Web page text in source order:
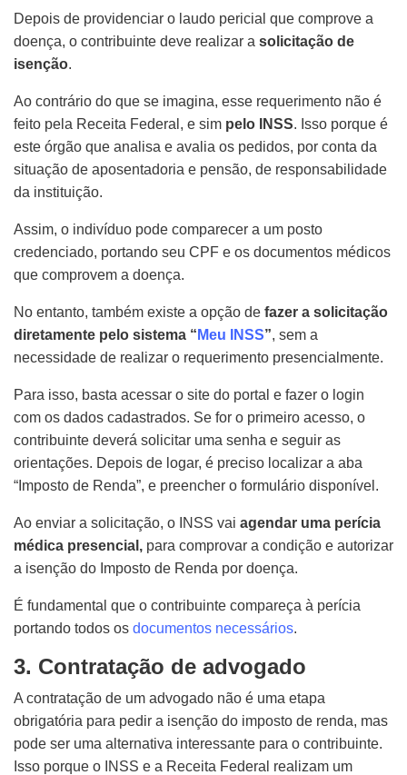
Depois de providenciar o laudo pericial que comprove a
doença, o contribuinte deve realizar a solicitação de
isenção.
Ao contrário do que se imagina, esse requerimento não é
feito pela Receita Federal, e sim pelo INSS. Isso porque é
este órgão que analisa e avalia os pedidos, por conta da
situação de aposentadoria e pensão, de responsabilidade
da instituição.
Assim, o indivíduo pode comparecer a um posto
credenciado, portando seu CPF e os documentos médicos
que comprovem a doença.
No entanto, também existe a opção de fazer a solicitação
diretamente pelo sistema “ Meu INSS”, sem a
necessidade de realizar o requerimento presencialmente.
Para isso, basta acessar o site do portal e fazer o login
com os dados cadastrados. Se for o primeiro acesso, o
contribuinte deverá solicitar uma senha e seguir as
orientações. Depois de logar, é preciso localizar a aba
“Imposto de Renda”, e preencher o formulário disponível.
Ao enviar a solicitação, o INSS vai agendar uma perícia
médica presencial, para comprovar a condição e autorizar
a isenção do Imposto de Renda por doença.
É fundamental que o contribuinte compareça à perícia
portando todos os documentos necessários.
3. Contratação de advogado
A contratação de um advogado não é uma etapa
obrigatória para pedir a isenção do imposto de renda, mas
pode ser uma alternativa interessante para o contribuinte.
Isso porque o INSS e a Receita Federal realizam um